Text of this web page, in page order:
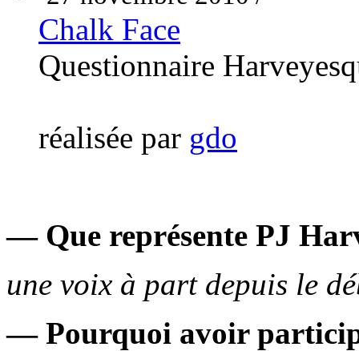
Chalk Face
Questionnaire
réalisée par gdo
— Que représente PJ
une voix à part depuis le
— Pourquoi avoir